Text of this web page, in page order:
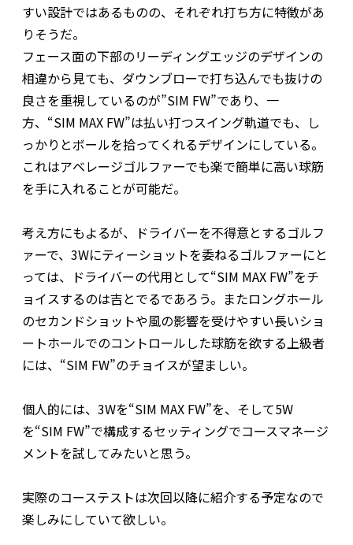
すい設計ではあるものの、それぞれ打ち方に特徴があ
りそうだ。
フェース面の下部のリーディングエッジのデザインの
相違から見ても、ダウンブローで打ち込んでも抜けの
良さを重視しているのが”SIM FW”であり、一
方、“SIM MAX FW”は払い打つスイング軌道でも、し
っかりとボールを拾ってくれるデザインにしている。
これはアベレージゴルファーでも楽で簡単に高い球筋
を手に入れることが可能だ。
考え方にもよるが、ドライバーを不得意とするゴルフ
ァーで、3Wにティーショットを委ねるゴルファーにと
っては、ドライバーの代用として“SIM MAX FW”をチ
ョイスするのは吉とでるであろう。またロングホール
のセカンドショットや風の影響を受けやすい長いショ
ートホールでのコントロールした球筋を欲する上級者
には、“SIM FW”のチョイスが望ましい。
個人的には、3Wを“SIM MAX FW”を、そして5W
を“SIM FW”で構成するセッティングでコースマネージ
メントを試してみたいと思う。
実際のコーステストは次回以降に紹介する予定なので
楽しみにしていて欲しい。